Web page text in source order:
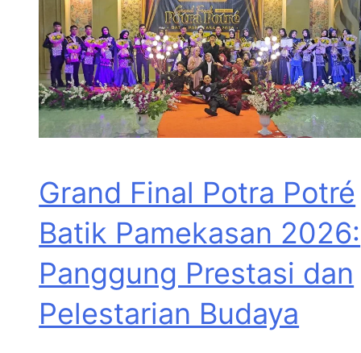
Grand Final Potra Potré
Batik Pamekasan 2026:
Panggung Prestasi dan
Pelestarian Budaya